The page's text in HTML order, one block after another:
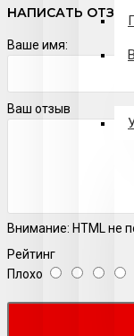
НАПИСАТЬ ОТЗЫВ
Ваше имя:
Ваш отзыв
Внимание: HTML не
Рейтинг
Плохо